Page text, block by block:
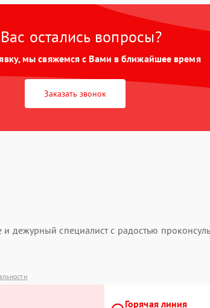
остались вопросы?
мы свяжемся с Вами в ближайшее время
Заказать звонок
и дежурный специалист с радостью
Горячая линия